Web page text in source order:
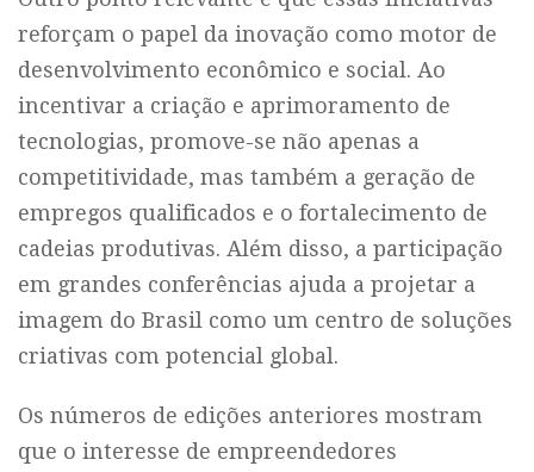
reforçam o papel da inovação como motor de
desenvolvimento econômico e social. Ao
incentivar a criação e aprimoramento de
tecnologias, promove-se não apenas a
competitividade, mas também a geração de
empregos qualificados e o fortalecimento de
cadeias produtivas. Além disso, a participação
em grandes conferências ajuda a projetar a
imagem do Brasil como um centro de soluções
criativas com potencial global.
Os números de edições anteriores mostram
que o interesse de empreendedores